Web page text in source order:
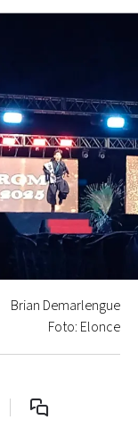
Brian Demarlengue
Foto: Elonce